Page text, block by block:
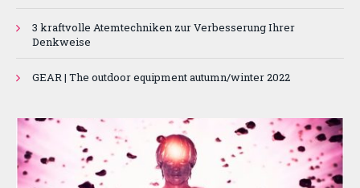
3 kraftvolle Atemtechniken zur Verbesserung Ihrer
Denkweise
GEAR | The outdoor equipment autumn/winter 2022